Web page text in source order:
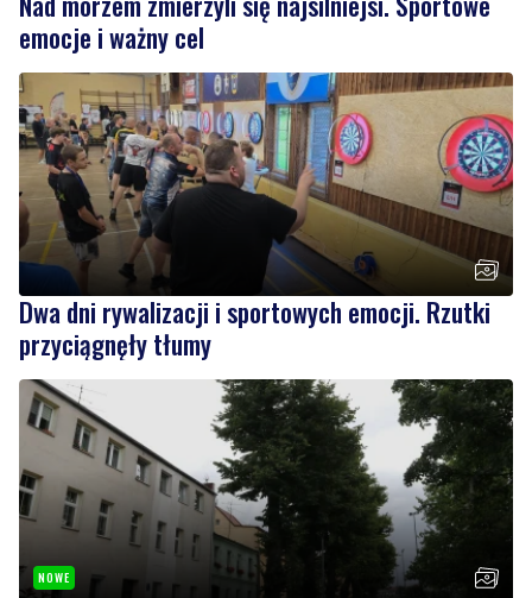
emocje i ważny cel
Dwa dni rywalizacji i sportowych emocji. Rzutki
przyciągnęły tłumy
NOWE